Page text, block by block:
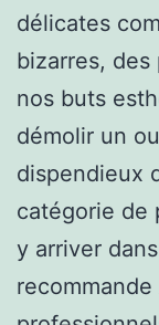
délicates
bizarres,
nos buts
démolir un
dispendieux
catégorie de
y arriver